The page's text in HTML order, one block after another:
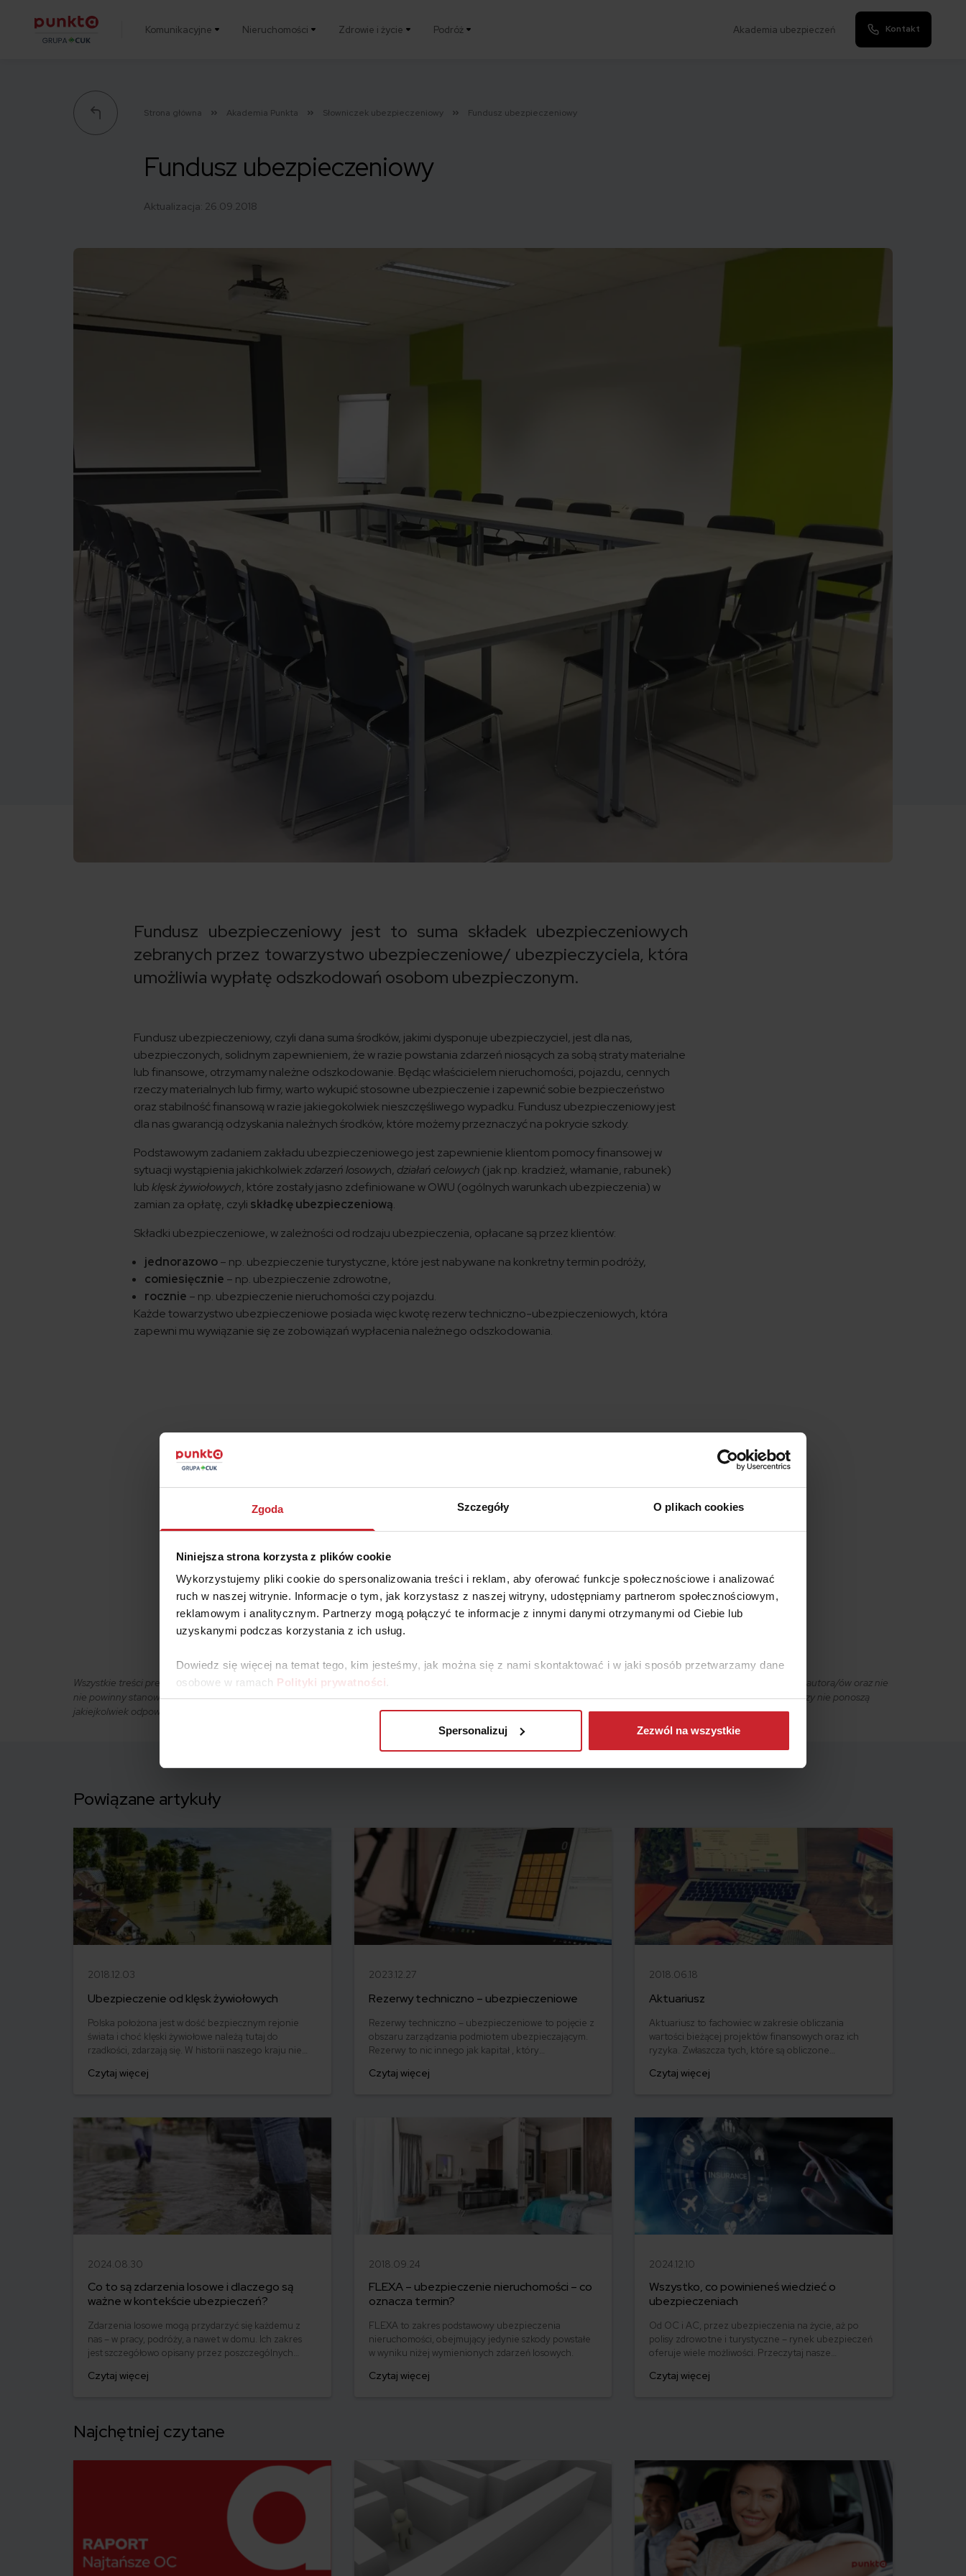
Zgoda Szczegóły O plikach cookies
Niniejsza strona korzysta z plików cookie
Wykorzystujemy pliki cookie do spersonalizowania treści i reklam, aby oferować funkcje społecznościowe i analizować
ruch w naszej witrynie. Informacje o tym, jak korzystasz z naszej witryny, udostępniamy partnerom społecznościowym,
reklamowym i analitycznym. Partnerzy mogą połączyć te informacje z innymi danymi otrzymanymi od Ciebie lub
uzyskanymi podczas korzystania z ich usług.
Dowiedz się więcej na temat tego, kim jesteśmy, jak można się z nami skontaktować i w jaki sposób przetwarzamy dane
osobowe w ramach Polityki prywatności
Spersonalizuj Zezwól na wszystkie
Komunikacyjne Nieruchomości Zdrowie i życie Podróż Akademia ubezpieczeń Kontakt
Strona główna Akademia Punkta Słowniczek ubezpieczeniowy Fundusz ubezpieczeniowy
Fundusz ubezpieczeniowy
Aktualizacja: 26.09.2018
Fundusz ubezpieczeniowy jest to suma składek ubezpieczeniowych
zebranych przez towarzystwo ubezpieczeniowe/ ubezpieczyciela, która
umożliwia wypłatę odszkodowań osobom ubezpieczonym.
Fundusz ubezpieczeniowy, czyli dana suma środków, jakimi dysponuje ubezpieczyciel, jest dla nas,
ubezpieczonych, solidnym zapewnieniem, że w razie powstania zdarzeń niosących za sobą straty materialne
lub finansowe, otrzymamy należne odszkodowanie. Będąc właścicielem nieruchomości, pojazdu, cennych
rzeczy materialnych lub firmy, warto wykupić stosowne ubezpieczenie i zapewnić sobie bezpieczeństwo
oraz stabilność finansową w razie jakiegokolwiek nieszczęśliwego wypadku. Fundusz ubezpieczeniowy jest
dla nas gwarancją odzyskania należnych środków, które możemy przeznaczyć na pokrycie szkody.
Podstawowym zadaniem zakładu ubezpieczeniowego jest zapewnienie klientom pomocy finansowej w
sytuacji wystąpienia jakichkolwiekzdarzeń losowych, działań celowych (jak np. kradzież, włamanie, rabunek)
lubklęsk żywiołowych, które zostały jasno zdefiniowane w OWU (ogólnych warunkach ubezpieczenia) w
zamian za opłatę, czyli składkę ubezpieczeniową.
Składki ubezpieczeniowe, w zależności od rodzaju ubezpieczenia, opłacane są przez klientów:
jednorazowo– np. ubezpieczenie turystyczne, które jest nabywane na konkretny termin podróży,
comiesięcznie – np. ubezpieczenie zdrowotne,
rocznie – np. ubezpieczenie nieruchomości czy pojazdu.
Każde towarzystwo ubezpieczeniowe posiada więc kwotę rezerw techniczno-ubezpieczeniowych, która
zapewni mu wywiązanie się ze zobowiązań wypłacenia należnego odszkodowania.
0KOMENTARZE
Wszystkie treści prezentowane na łamach niniejszej witryny internetowej mają charakter wyłącznie informacyjno-edukacyjny, stanowiąc wyraz osobistych poglądów ich autora/ów oraz nie
nie powinny stanowić podstawy przy podejmowaniu decyzji biznesowych, inwestycyjnych, lub podatkowych, za które to decyzje właściciel strony internetowej ani autorzy nie ponoszą
jakiejkolwiek odpowiedzialności.
Powiązane artykuły
2018.12.03
Ubezpieczenie od klęsk żywiołowych
Polska położona jest w dość bezpiecznym rejonie
świata i choć klęski żywiołowe należą tutaj do
rzadkości, zdarzają się. W historii naszego kraju nie
zaakcentowała swoją siłę. Na wypadek takich zdarzeń
uchroni, ale od ich skutków już tak.
Czytaj więcej
2023.12.27
Rezerwy techniczno – ubezpieczeniowe
Rezerwy techniczno – ubezpieczeniowe to pojęcie z
obszaru zarządzania podmiotem ubezpieczającym.
Rezerwy to nic innego jak kapitał , który
przyszłych zobowiązań ubezpieczeniowych, choć
Czytaj więcej
2018.06.18
Aktuariusz
Aktuariusz to fachowiec w zakresie obliczania
wartości bieżącej projektów finansowych oraz ich
ryzyka. Zwłaszcza tych, które są obliczone
Poza branżą ubezpieczeniową, zawód aktuariusza
Czytaj więcej
2024.08.30
Co to są zdarzenia losowe i dlaczego są
ważne w kontekście ubezpieczeń?
Zdarzenia losowe mogą przydarzyć się każdemu z
nas – w pracy, podróży, a nawet w domu. Ich zakres
jest szczegółowo opisany przez poszczególnych
i dowiedz się, czy możesz się od niego ubezpieczyć.
Czytaj więcej
2018.09.24
FLEXA – ubezpieczenie nieruchomości – co
oznacza termin?
FLEXA to zakres podstawowy ubezpieczenia
nieruchomości, obejmujący jedynie szkody powstałe
w wyniku niżej wymienionych zdarzeń losowych.
Czytaj więcej
2024.12.10
Wszystko, co powinieneś wiedzieć o
ubezpieczeniach
Od OC i AC, przez ubezpieczenia na życie, aż po
polisy zdrowotne i turystyczne – rynek ubezpieczeń
oferuje wiele możliwości. Przeczytaj nasze
któremu łatwo odnajdziesz się w gąszczu ofert i
Czytaj więcej
Najchętniej czytane